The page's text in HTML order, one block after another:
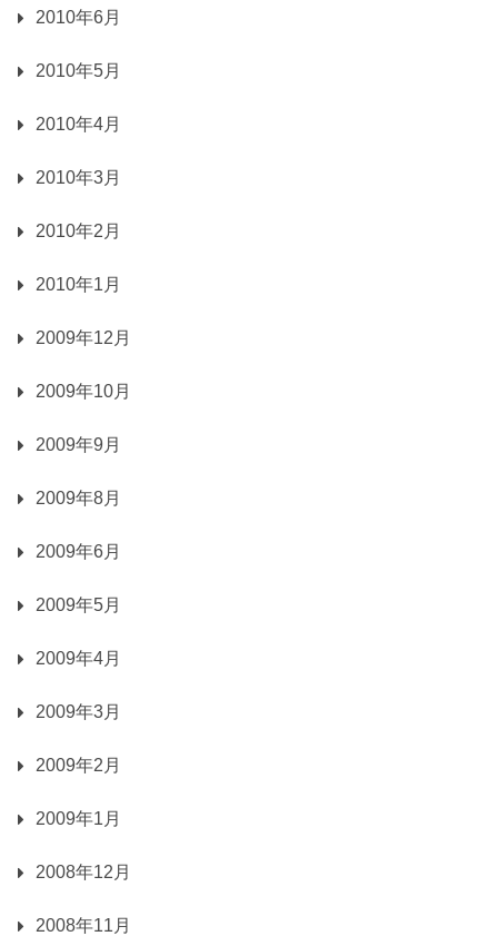
2010年6月
2010年5月
2010年4月
2010年3月
2010年2月
2010年1月
2009年12月
2009年10月
2009年9月
2009年8月
2009年6月
2009年5月
2009年4月
2009年3月
2009年2月
2009年1月
2008年12月
2008年11月